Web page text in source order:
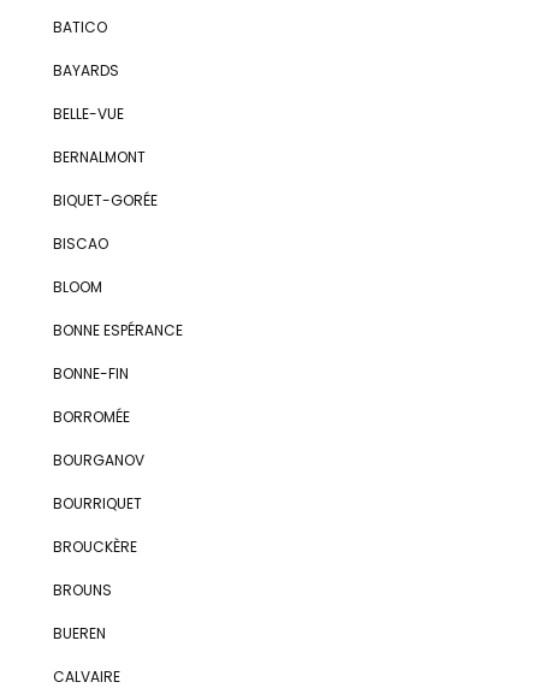
BATICO
BAYARDS
BELLE-VUE
BERNALMONT
BIQUET-GORÉE
BISCAO
BLOOM
BONNE ESPÉRANCE
BONNE-FIN
BORROMÉE
BOURGANOV
BOURRIQUET
BROUCKÈRE
BROUNS
BUEREN
CALVAIRE